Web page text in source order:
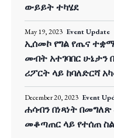
ውይይት ተካሄደ
May 19, 2023 Event Update
ኢሰመኮ የግል የጤና
መብት አተገባበር ሁኔታን
ሪፖርት ላይ ከባለድርሻ
December 20, 2023 Event
ሐሳብን በነጻነት
መቆጣጠር ላይ የተሰጠ